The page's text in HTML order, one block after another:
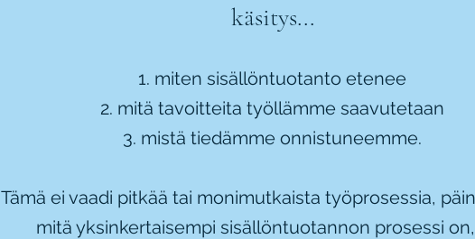
käsitys...
miten sisällöntuotanto etenee
mitä tavoitteita työllämme saavutetaan
mistä tiedämme onnistuneemme.
Tämä ei vaadi pitkää tai monimutkaista työprosessia,
mitä yksinkertaisempi sisällöntuotannon prosessi